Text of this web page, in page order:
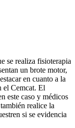
se realiza fisioterapia
un brote motor,
en cuanto a la
el Cemcat. El
este caso y médicos
realice la
si se evidencia